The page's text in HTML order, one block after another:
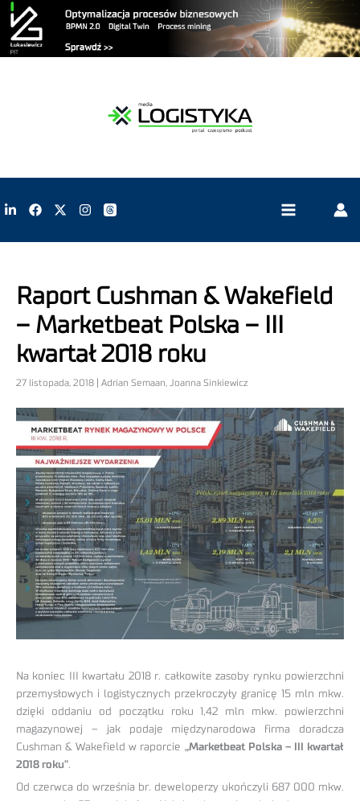
Raport Cushman & Wakefield
– Marketbeat Polska – III
kwartał 2018 roku
27 listopada, 2018 | Adrian Semaan, Joanna Sinkiewicz
Na koniec III kwartału 2018 r. całkowite zasoby rynku powierzchni
przemysłowych i logistycznych przekroczyły granicę 15 mln mkw.
dzięki oddaniu od początku roku 1,42 mln mkw. powierzchni
magazynowej – jak podaje międzynarodowa firma doradcza
Cushman & Wakefield w raporcie „Marketbeat Polska – III kwartał
2018 roku”.
Od czerwca do września br. deweloperzy ukończyli 687 000 mkw.